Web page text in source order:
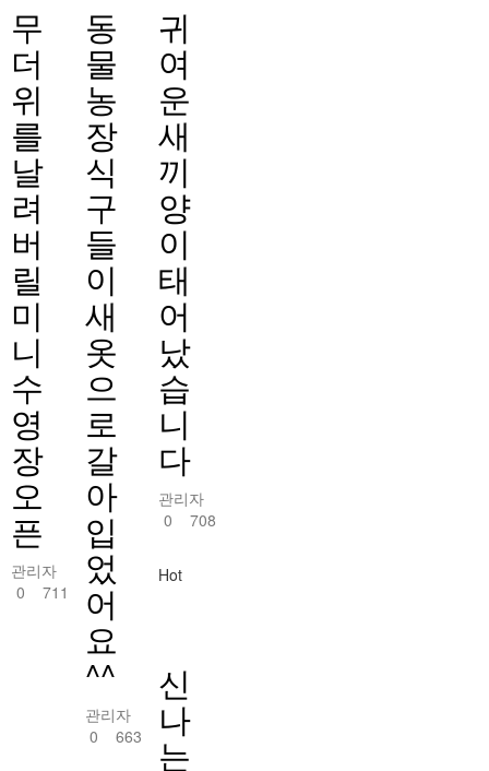
무
더
위
를
날
려
버
릴
미
니
수
영
장
오
픈
관리자
0 711
동
물
농
장
식
구
들
이
새
옷
으
로
갈
아
입
었
어
요
^^
관리자
0663
귀
여
운
새
끼
양
이
태
어
났
습
니
다
관리자
0 708
Hot
신
나
는